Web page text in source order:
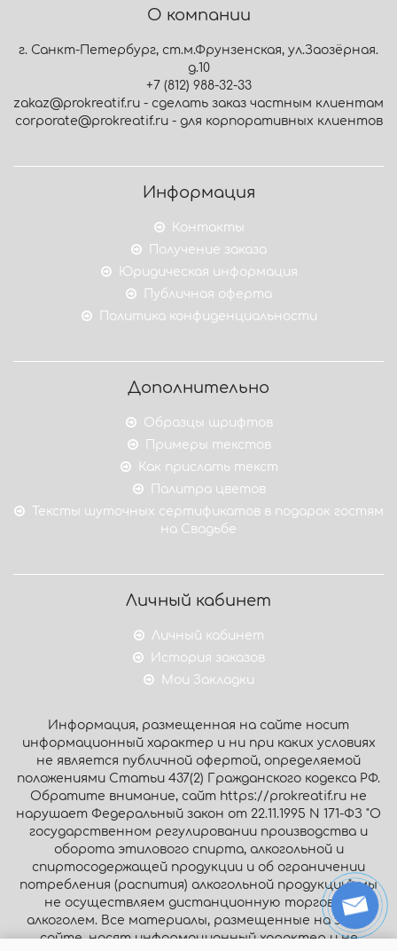
О компании
г. Санкт-Петербург, ст.м.Фрунзенская, ул.Заозёрная.
д.10
+7 (812) 988-32-33
zakaz@prokreatif.ru - сделать заказ частным клиентам
corporate@prokreatif.ru - для корпоративных клиентов
Информация
Контакты
Получение заказа
Юридическая информация
Публичная оферта
Политика конфиденциальности
Дополнительно
Образцы шрифтов
Примеры текстов
Как прислать текст
Палитра цветов
Тексты шуточных сертификатов в подарок гостям
на Свадьбе
Личный кабинет
Личный кабинет
История заказов
Мои Закладки
Информация, размещенная на сайте носит
информационный характер и ни при каких условиях
не является публичной офертой, определяемой
положениями Статьи 437(2) Гражданского кодекса РФ.
Обратите внимание, сайт https://prokreatif.ru не
нарушает Федеральный закон от 22.11.1995 N 171-ФЗ "О
государственном регулировании производства и
оборота этилового спирта, алкогольной и
спиртосодержащей продукции и об ограничении
потребления (распития) алкогольной продукции": мы
не осуществляем дистанционную торговлю
алкоголем. Все материалы, размещенные на этом
сайте, носят информационный характер и не